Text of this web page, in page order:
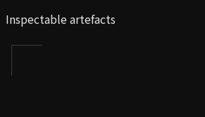
Inspectable artefacts